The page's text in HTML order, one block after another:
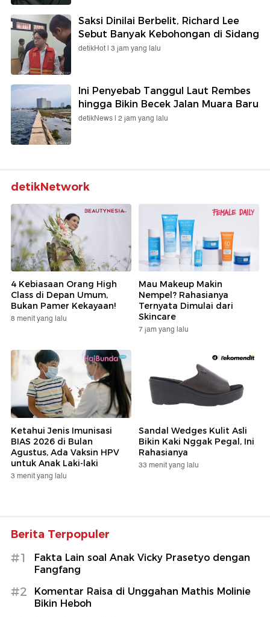
Saksi Dinilai Berbelit, Richard Lee
Sebut Banyak Kebohongan di Sidang
detikHot | 3 jam yang lalu
Ini Penyebab Tanggul Laut Rembes
hingga Bikin Becek Jalan Muara Baru
detikNews | 2 jam yang lalu
detikNetwork
4 Kebiasaan Orang High
Class di Depan Umum,
Bukan Pamer Kekayaan!
8 menit yang lalu
Mau Makeup Makin
Nempel? Rahasianya
Ternyata Dimulai dari
Skincare
7 jam yang lalu
Ketahui Jenis Imunisasi
BIAS 2026 di Bulan
Agustus, Ada Vaksin HPV
untuk Anak Laki-laki
3 menit yang lalu
Sandal Wedges Kulit Asli
Bikin Kaki Nggak Pegal, Ini
Rahasianya
33 menit yang lalu
Berita Terpopuler
#1
Fakta Lain soal Anak Vicky Prasetyo dengan
Fangfang
#2
Komentar Raisa di Unggahan Mathis Molinie
Bikin Heboh